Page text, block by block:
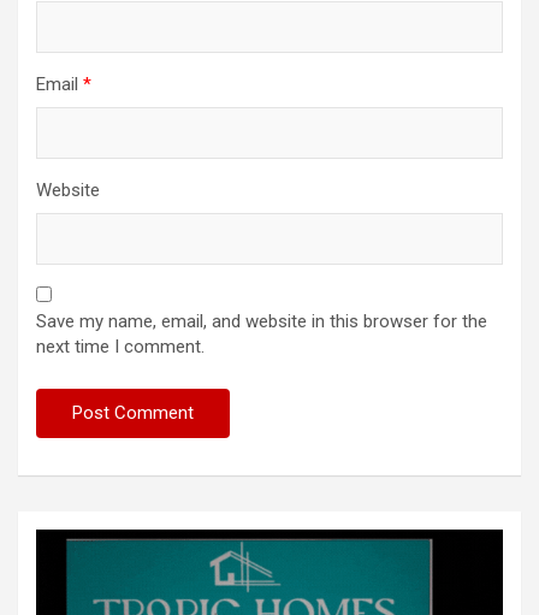
Email *
Website
Save my name, email, and website in this browser for the
next time I comment.